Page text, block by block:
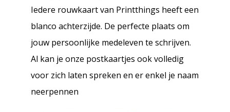
Iedere rouwkaart van Printthings heeft een
blanco achterzijde. De perfecte plaats om
jouw persoonlijke medeleven te schrijven.
Al kan je onze postkaartjes ook volledig
voor zich laten spreken en er enkel je naam
neerpennen